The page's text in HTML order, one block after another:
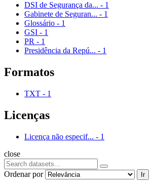
DSI de Segurança da... - 1
Gabinete de Seguran... - 1
Glossário - 1
GSI - 1
PR - 1
Presidência da Repú... - 1
Formatos
TXT - 1
Licenças
Licença não especif... - 1
close
Ordenar por Ir